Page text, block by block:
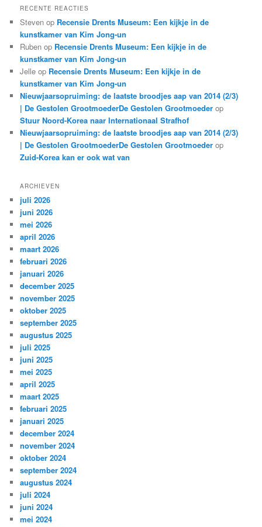
RECENTE REACTIES
Steven op Recensie Drents Museum: Een kijkje in de
kunstkamer van Kim Jong-un
Ruben op Recensie Drents Museum: Een kijkje in de
kunstkamer van Kim Jong-un
Jelle op Recensie Drents Museum: Een kijkje in de
kunstkamer van Kim Jong-un
Nieuwjaarsopruiming: de laatste broodjes aap van 2014 (2/3)
| De Gestolen GrootmoederDe Gestolen Grootmoeder op
Stuur Noord-Korea naar Internationaal Strafhof
Nieuwjaarsopruiming: de laatste broodjes aap van 2014 (2/3)
| De Gestolen GrootmoederDe Gestolen Grootmoeder op
Zuid-Korea kan er ook wat van
ARCHIEVEN
juli 2026
juni 2026
mei 2026
april 2026
maart 2026
februari 2026
januari 2026
december 2025
november 2025
oktober 2025
september 2025
augustus 2025
juli 2025
juni 2025
mei 2025
april 2025
maart 2025
februari 2025
januari 2025
december 2024
november 2024
oktober 2024
september 2024
augustus 2024
juli 2024
juni 2024
mei 2024